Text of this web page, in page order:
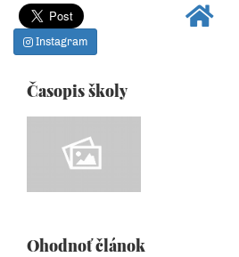
Instagram
Časopis školy
Ohodnoť článok